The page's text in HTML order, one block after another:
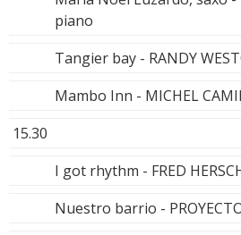
piano
Tangier bay - RANDY
Mambo Inn - MICHEL
15.30
I got rhythm - FRED
Nuestro barrio -